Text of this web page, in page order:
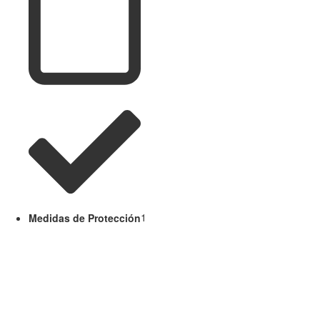
Medidas de Protección1